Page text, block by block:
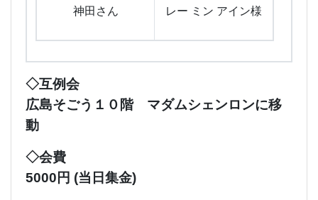
神田さん
レー ミン アイン様
◇互例会
広島そごう１０階 マダムシェンロンに移
動
◇会費
5000円 (当日集金)